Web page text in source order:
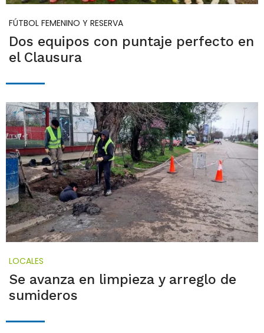
FÚTBOL FEMENINO Y RESERVA
Dos equipos con puntaje perfecto en
el Clausura
LOCALES
Se avanza en limpieza y arreglo de
sumideros